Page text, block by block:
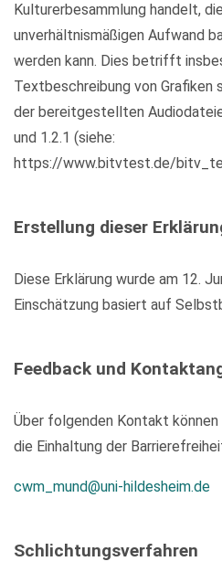
Kulturerbesammlung handelt,
unverhältnismäßigen Aufwand
werden kann. Dies betrifft
Textbeschreibung von Grafiken
der bereitgestellten
und 1.2.1 (siehe:
https://www.bitvtest.de/
Erstellung dieser
Diese Erklärung wurde am 12.
Einschätzung basiert auf
Feedback und
Über folgenden Kontakt können
die Einhaltung der
cwm_mund@uni-hildesheim.de
Schlichtungsverfahren